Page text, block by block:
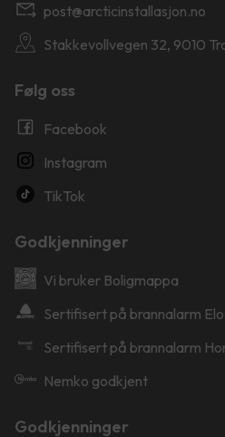
post@arcticinstallasjon.no
Stakkevollvegen 32, 9010
Følg oss
Facebook
Instagram
TikTok
Godkjenninger
Vi bruker Boligmappa
Sertifisert på brannalarm
Sertifisert på brannalarm
Nemko godkjent
Godkjenninger